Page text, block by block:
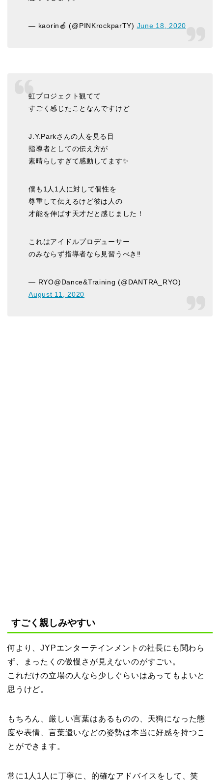
— kaorin🍎 (@PINKrockparTY) June 18, 2020
虹プロジェクト観てて
すごく感じたことなんですけど
J.Y.Parkさんの人を見る目
指導者としての伝え方が
素晴らしすぎて感動してます✨
僕も1人1人に対して個性を
尊重して伝えるけど彼は人の
才能を伸ばす天才だと感じました！
これはアイドルプロデューサー
のみならず指導者なら見習うべき‼️
— RYO@Dance&Training (@DANTRA_RYO)
August 11, 2020
すごく親しみやすい
何より、JYPエンターテインメントの社長にも関わら
ず、まったくの傲慢さが見えないのがすごい。
これだけの立場の人なら少しぐらいはあってもよいと
思うけど。
もちろん、厳しい言葉はあるものの、天狗になった態
度や表情、言葉遣いなどの姿勢は本当に好感を持つこ
とができます。
常に1人1人に丁寧に、的確なアドバイスをして、笑